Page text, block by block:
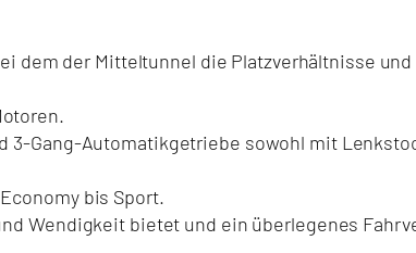
dem der Mitteltunnel die Platzverhältnisse
Gang-Automatikgetriebe sowohl mit
bis Sport.
Wendigkeit bietet und ein überlegenes